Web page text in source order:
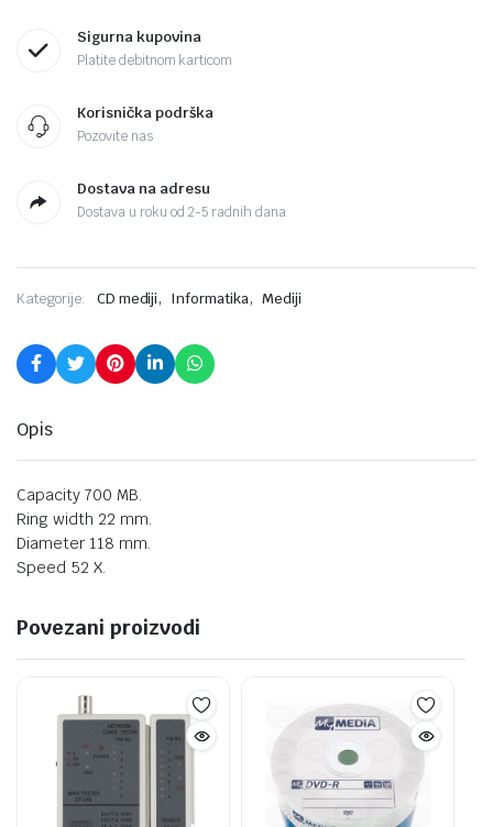
Sigurna kupovina
Platite debitnom karticom
Korisnička podrška
Pozovite nas
Dostava na adresu
Dostava u roku od 2-5 radnih dana
Kategorije: CD mediji, Informatika, Mediji
Opis
Capacity 700 MB.
Ring width 22 mm.
Diameter 118 mm.
Speed 52 X.
Povezani proizvodi